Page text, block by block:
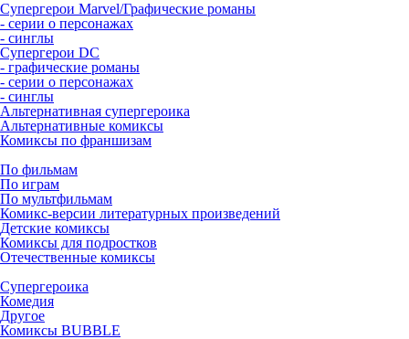
Супергерои Marvel/Графические романы
- серии о персонажах
- синглы
Супергерои DC
- графические романы
- серии о персонажах
- синглы
Альтернативная супергероика
Альтернативные комиксы
Комиксы по франшизам
По фильмам
По играм
По мультфильмам
Комикс-версии литературных произведений
Детские комиксы
Комиксы для подростков
Отечественные комиксы
Супергероика
Комедия
Другое
Комиксы BUBBLE